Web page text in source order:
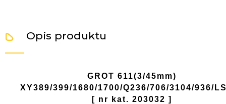
Opis produktu
GROT 611(3/45mm)
XY389/399/1680/1700/Q236/706/3104/936/
[ nr kat. 203032 ]